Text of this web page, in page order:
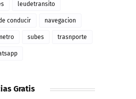
leudetransito
conducir navegacion
subes trasnporte
Gratis